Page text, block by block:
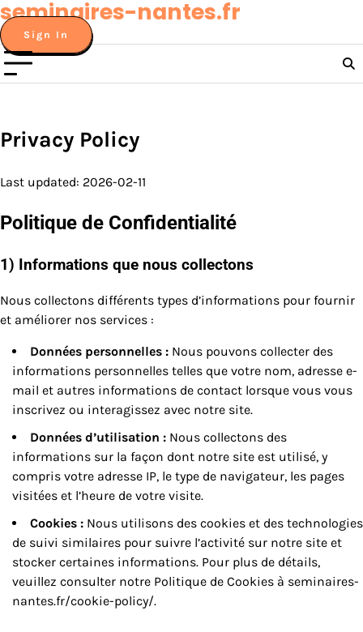
Skip
to
content
seminaires-nantes.fr
Sign In
Privacy Policy
Last updated: 2026-02-11
Politique de Confidentialité
1) Informations que nous collectons
Nous collectons différents types d’informations pour fournir
et améliorer nos services :
Données personnelles : Nous pouvons collecter des
informations personnelles telles que votre nom, adresse e-
mail et autres informations de contact lorsque vous vous
inscrivez ou interagissez avec notre site.
Données d’utilisation : Nous collectons des
informations sur la façon dont notre site est utilisé, y
compris votre adresse IP, le type de navigateur, les pages
visitées et l’heure de votre visite.
Cookies : Nous utilisons des cookies et des technologies
de suivi similaires pour suivre l’activité sur notre site et
stocker certaines informations. Pour plus de détails,
veuillez consulter notre Politique de Cookies à seminaires-
nantes.fr/cookie-policy/.